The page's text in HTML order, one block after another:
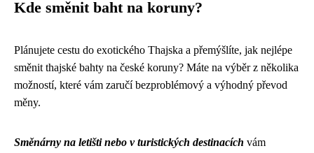
Kde směnit baht na koruny?
Plánujete cestu do exotického Thajska a přemýšlíte, jak nejlépe
směnit thajské bahty na české koruny? Máte na výběr z několika
možností, které vám zaručí bezproblémový a výhodný převod
měny.
Směnárny na letišti nebo v turistických destinacích vám